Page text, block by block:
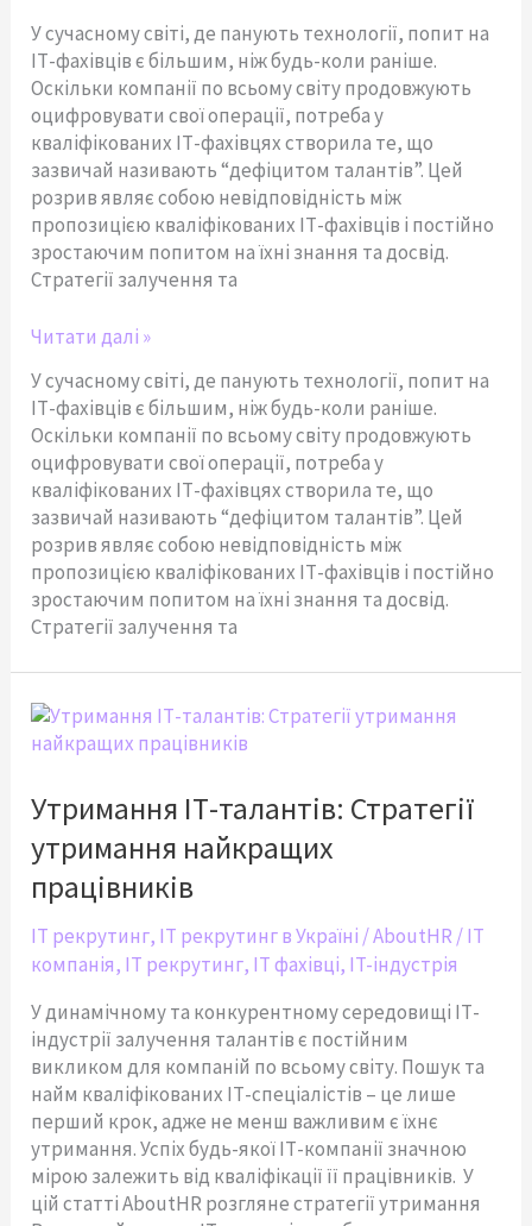
У сучасному світі, де панують технології, попит на
ІТ-фахівців є більшим, ніж будь-коли раніше.
Оскільки компанії по всьому світу продовжують
оцифровувати свої операції, потреба у
кваліфікованих ІТ-фахівцях створила те, що
зазвичай називають “дефіцитом талантів”. Цей
розрив являє собою невідповідність між
пропозицією кваліфікованих ІТ-фахівців і постійно
зростаючим попитом на їхні знання та досвід.
Cтратегії залучення та
Читати далі »
У сучасному світі, де панують технології, попит на
ІТ-фахівців є більшим, ніж будь-коли раніше.
Оскільки компанії по всьому світу продовжують
оцифровувати свої операції, потреба у
кваліфікованих ІТ-фахівцях створила те, що
зазвичай називають “дефіцитом талантів”. Цей
розрив являє собою невідповідність між
пропозицією кваліфікованих ІТ-фахівців і постійно
зростаючим попитом на їхні знання та досвід.
Cтратегії залучення та
Утримання ІТ-талантів: Стратегії
утримання найкращих
працівників
IT рекрутинг, IT рекрутинг в Україні /AboutHR /IT
компанія, IT рекрутинг, IT фахівці, IT-індустрія
У динамічному та конкурентному середовищі ІТ-
індустрії залучення талантів є постійним
викликом для компаній по всьому світу. Пошук та
найм кваліфікованих ІТ-спеціалістів – це лише
перший крок, адже не менш важливим є їхнє
утримання. Успіх будь-якої ІТ-компанії значною
мірою залежить від кваліфікації її працівників. У
цій статті AboutHR розгляне стратегії утримання
Утримання
ІТ-
Стратегії
утримання
найкращих
працівників